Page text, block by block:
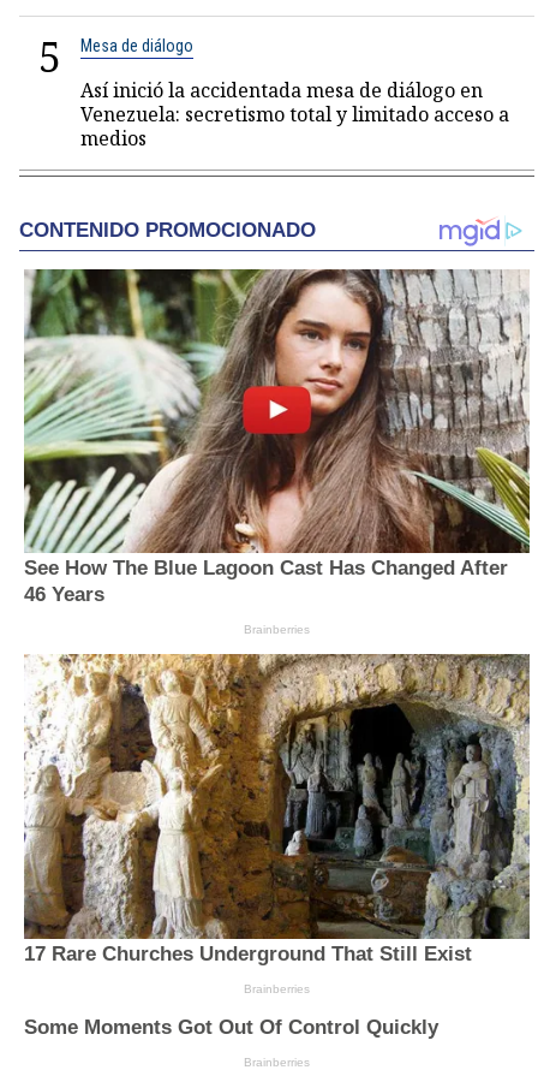
5 Mesa de diálogo
Así inició la accidentada mesa de diálogo en
Venezuela: secretismo total y limitado acceso a
medios